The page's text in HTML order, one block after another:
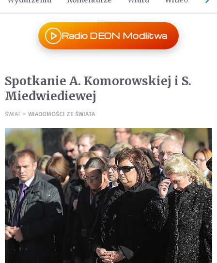
Radio DEON Modlitwa
Spotkanie A. Komorowskiej i S.
Miedwiediewej
ŚWIAT WIADOMOŚCI ZE ŚWIATA